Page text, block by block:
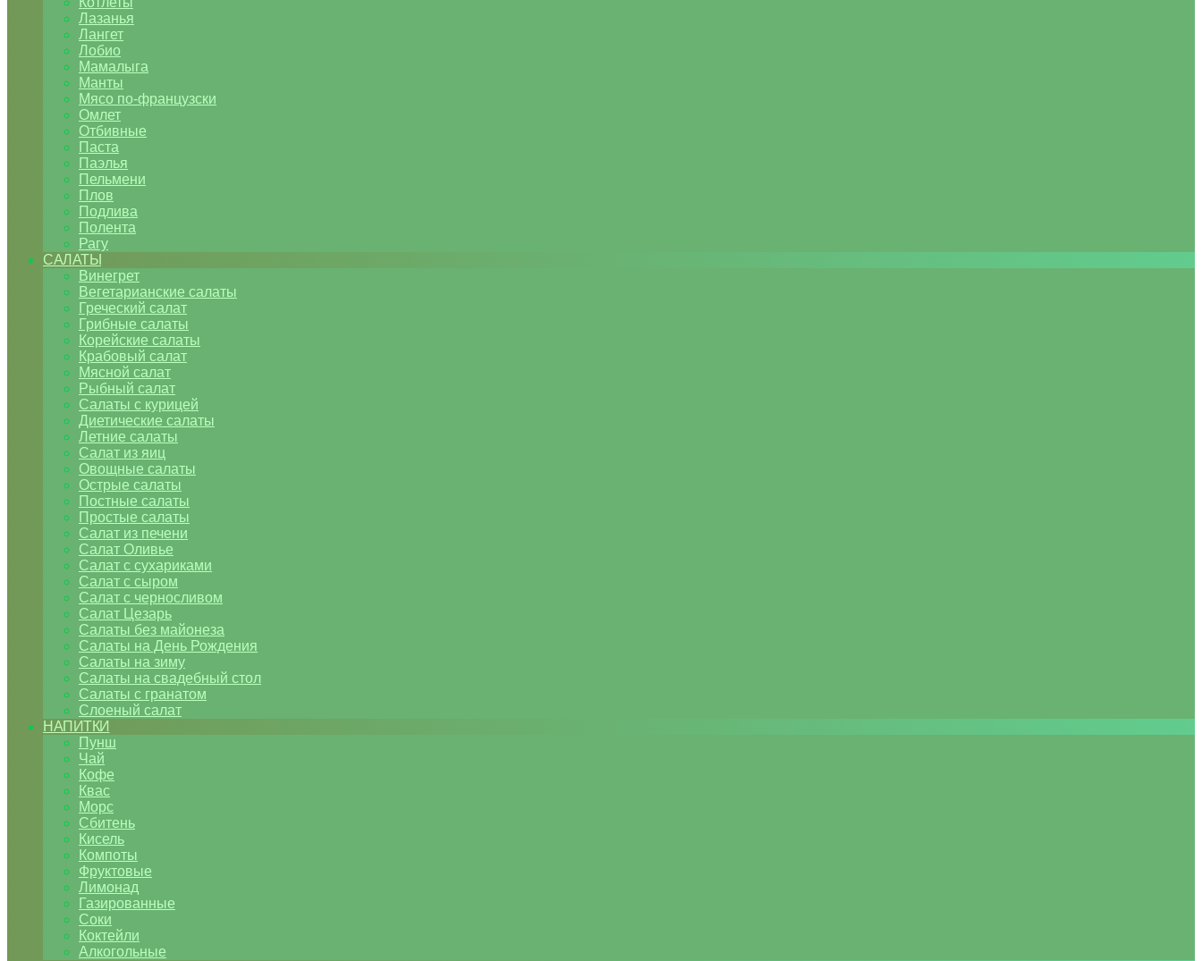
Лазанья
Лангет
Лобио
Мамалыга
Манты
Мясо по-французски
Омлет
Отбивные
Паста
Паэлья
Пельмени
Плов
Подлива
Полента
Рагу
САЛАТЫ
Винегрет
Вегетарианские салаты
Греческий салат
Грибные салаты
Корейские салаты
Крабовый салат
Мясной салат
Рыбный салат
Салаты с курицей
Диетические салаты
Летние салаты
Салат из яиц
Овощные салаты
Острые салаты
Постные салаты
Простые салаты
Салат из печени
Салат Оливье
Салат с сухариками
Салат с сыром
Салат с черносливом
Салат Цезарь
Салаты без майонеза
Салаты на День Рождения
Салаты на зиму
Салаты на свадебный стол
Салаты с гранатом
Слоеный салат
НАПИТКИ
Пунш
Чай
Кофе
Квас
Морс
Сбитень
Кисель
Компоты
Фруктовые
Лимонад
Газированные
Соки
Коктейли
Алкогольные